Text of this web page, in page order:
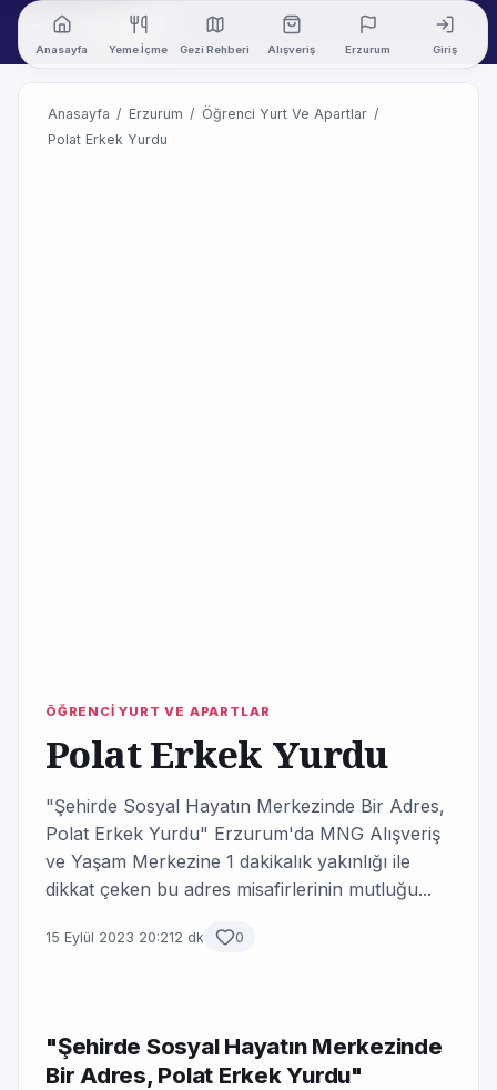
Anasayfa Yeme İçme Gezi Rehberi Alışveriş Erzurum Giriş
Anasayfa / Erzurum / Öğrenci Yurt Ve Apartlar /
Polat Erkek Yurdu
ÖĞRENCİ YURT VE APARTLAR
Polat Erkek Yurdu
"Şehirde Sosyal Hayatın Merkezinde Bir Adres,
Polat Erkek Yurdu" Erzurum'da MNG Alışveriş
ve Yaşam Merkezine 1 dakikalık yakınlığı ile
dikkat çeken bu adres misafirlerinin mutluğu...
15 Eylül 2023 20:212 dk 0
"Şehirde Sosyal Hayatın Merkezinde
Bir Adres, Polat Erkek Yurdu"